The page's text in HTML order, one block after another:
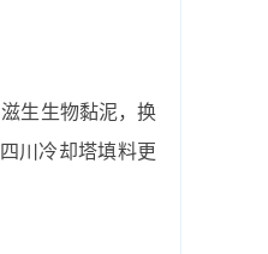
生生物黏泥，换
川冷却塔填料更